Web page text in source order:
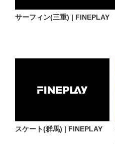
サーフィン(三重) | FINEPLAY
スケート(群馬) | FINEPLAY